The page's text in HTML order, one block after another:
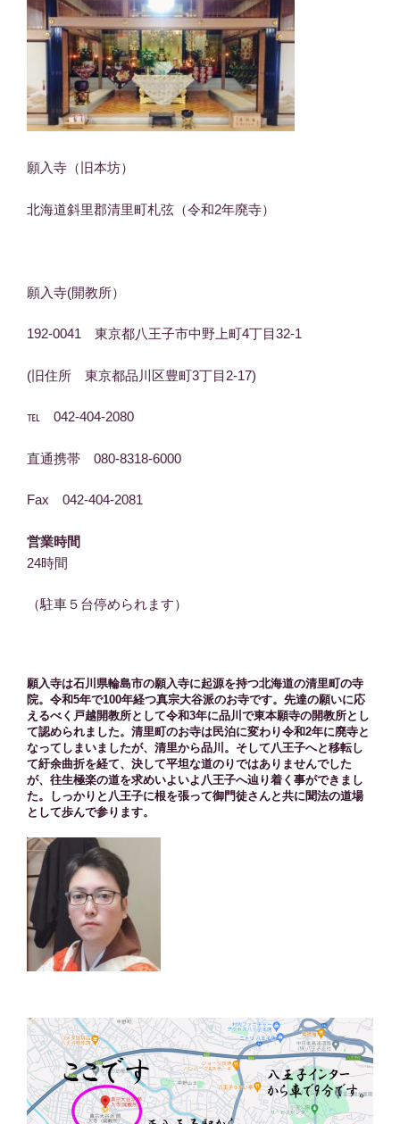
願入寺（旧本坊）
北海道斜里郡清里町札弦（令和2年廃寺）
願入寺(開教所）
192-0041 東京都八王子市中野上町4丁目32-1
(旧住所 東京都品川区豊町3丁目2-17)
℡ 042-404-2080
直通携帯 080-8318-6000
Fax 042-404-2081
営業時間
24時間
（駐車５台停められます）
願入寺は石川県輪島市の願入寺に起源を持つ北海道の清里町の寺
院。令和5年で100年経つ真宗大谷派のお寺です。先達の願いに応
えるべく戸越開教所として令和3年に品川で東本願寺の開教所とし
て認められました。清里町のお寺は民泊に変わり令和2年に廃寺と
なってしまいましたが、清里から品川。そして八王子へと移転し
て紆余曲折を経て、決して平坦な道のりではありませんでした
が、往生極楽の道を求めいよいよ八王子へ辿り着く事ができまし
た。しっかりと八王子に根を張って御門徒さんと共に聞法の道場
として歩んで参ります。